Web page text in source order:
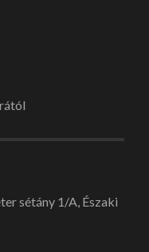
sétány 1/A, Északi